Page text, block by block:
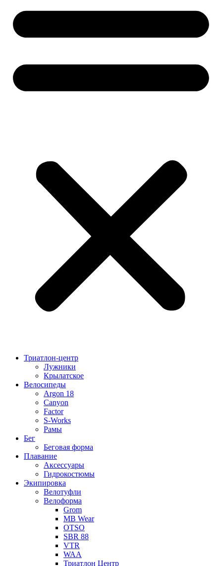
Триатлон-центр
Лужники
Крылатское
Велосипеды
Argon 18
Canyon
Factor
S-Works
Рамы
Бег
Беговая форма
Плавание
Аксессуары
Гидрокостюмы
Экипировка
Велотуфли
Велоформа
Grom
MB Wear
OTSO
SBR 88
VTR
WAA
Триатлон Центр